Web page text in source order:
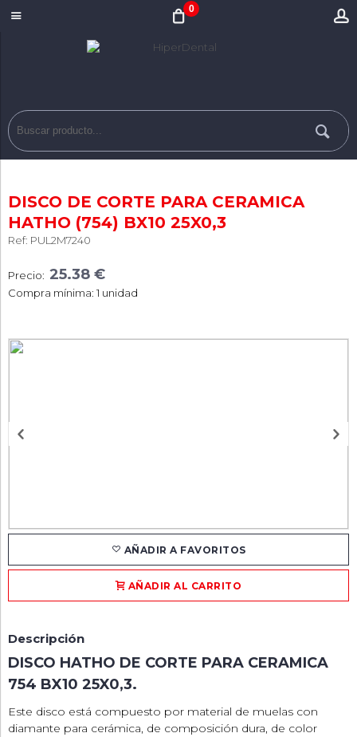
0
DISCO DE CORTE PARA CERAMICA
HATHO (754) BX10 25X0,3
Ref: PUL2M7240
Precio: 25.38 €
Compra mínima: 1 unidad
AÑADIR A FAVORITOS
AÑADIR AL CARRITO
Descripción
DISCO HATHO DE CORTE PARA CERAMICA
754 BX10 25X0,3.
Este disco está compuesto por material de muelas con
diamante para cerámica, de composición dura, de color